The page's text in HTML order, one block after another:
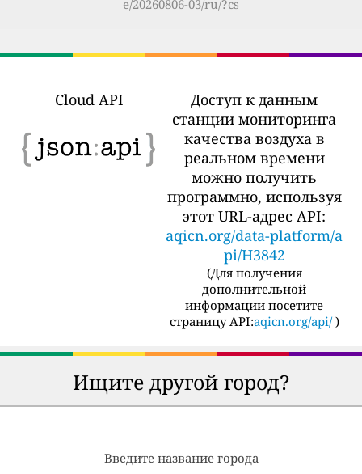
e/20260806-03/ru/?cs
Cloud API
Доступ к данным
станции мониторинга
качества воздуха в
реальном времени
можно получить
программно, используя
этот URL-адрес API:
aqicn.org/data-platform/a
pi/H3842
(Для получения
дополнительной
информации посетите
страницу API:aqicn.org/api/ )
Ищите другой город?
Введите название города